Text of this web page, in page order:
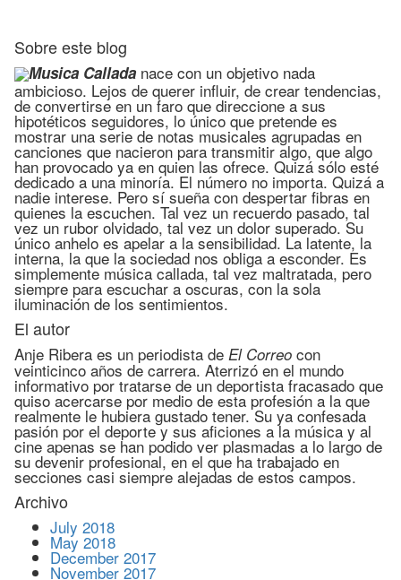
Sobre este blog
Musica Callada nace con un objetivo nada
ambicioso. Lejos de querer influir, de crear tendencias,
de convertirse en un faro que direccione a sus
hipotéticos seguidores, lo único que pretende es
mostrar una serie de notas musicales agrupadas en
canciones que nacieron para transmitir algo, que algo
han provocado ya en quien las ofrece. Quizá sólo esté
dedicado a una minoría. El número no importa. Quizá a
nadie interese. Pero sí sueña con despertar fibras en
quienes la escuchen. Tal vez un recuerdo pasado, tal
vez un rubor olvidado, tal vez un dolor superado. Su
único anhelo es apelar a la sensibilidad. La latente, la
interna, la que la sociedad nos obliga a esconder. Es
simplemente música callada, tal vez maltratada, pero
siempre para escuchar a oscuras, con la sola
iluminación de los sentimientos.
El autor
Anje Ribera es un periodista de El Correo con
veinticinco años de carrera. Aterrizó en el mundo
informativo por tratarse de un deportista fracasado que
quiso acercarse por medio de esta profesión a la que
realmente le hubiera gustado tener. Su ya confesada
pasión por el deporte y sus aficiones a la música y al
cine apenas se han podido ver plasmadas a lo largo de
su devenir profesional, en el que ha trabajado en
secciones casi siempre alejadas de estos campos.
Archivo
July 2018
May 2018
December 2017
November 2017